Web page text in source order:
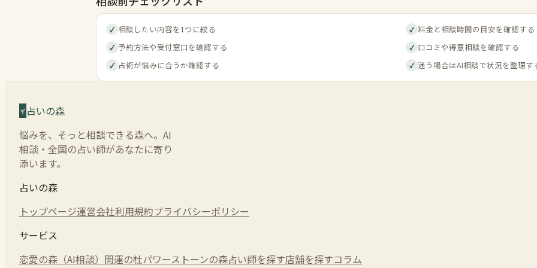
✓ 相談したい内容を1つに絞る ✓ 料金と相談時間の目安を確認する
✓ 予約方法や受付窓口を確認する ✓ 口コミや得意相談を確認する
✓ 占術が悩みに合うか確認する ✓ 迷う場合はAI相談で状況を整理す
占いの森
悩みを、そっと相談できる森へ。AI
相談・全国の占い師があなたに寄り
添います。
占いの森
トップページ運営会社利用規約プライバシーポリシー
サービス
恋愛の森（AI相談） 開運の杜パワーストーンの森占い師を探す店舗を探すコラム